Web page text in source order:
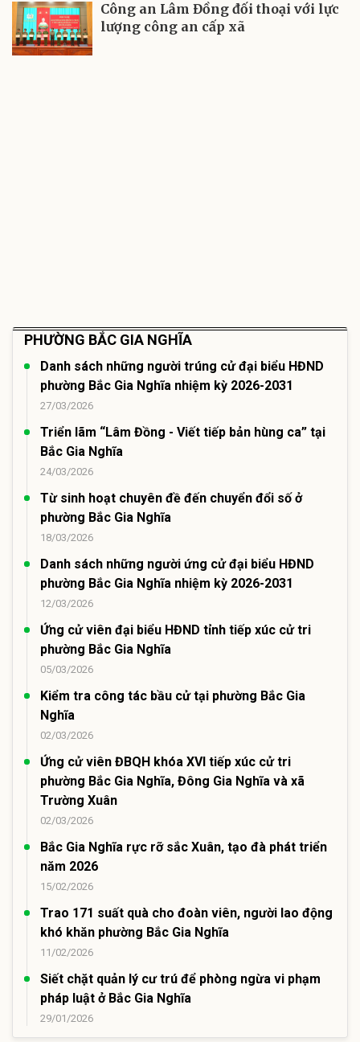
Công an Lâm Đồng đối thoại với lực
lượng công an cấp xã
PHƯỜNG BẮC GIA NGHĨA
Danh sách những người trúng cử đại biểu HĐND
phường Bắc Gia Nghĩa nhiệm kỳ 2026-2031
27/03/2026
Triển lãm “Lâm Đồng - Viết tiếp bản hùng ca” tại
Bắc Gia Nghĩa
24/03/2026
Từ sinh hoạt chuyên đề đến chuyển đổi số ở
phường Bắc Gia Nghĩa
18/03/2026
Danh sách những người ứng cử đại biểu HĐND
phường Bắc Gia Nghĩa nhiệm kỳ 2026-2031
12/03/2026
Ứng cử viên đại biểu HĐND tỉnh tiếp xúc cử tri
phường Bắc Gia Nghĩa
05/03/2026
Kiểm tra công tác bầu cử tại phường Bắc Gia
Nghĩa
02/03/2026
Ứng cử viên ĐBQH khóa XVI tiếp xúc cử tri
phường Bắc Gia Nghĩa, Đông Gia Nghĩa và xã
Trường Xuân
02/03/2026
Bắc Gia Nghĩa rực rỡ sắc Xuân, tạo đà phát triển
năm 2026
15/02/2026
Trao 171 suất quà cho đoàn viên, người lao động
khó khăn phường Bắc Gia Nghĩa
11/02/2026
Siết chặt quản lý cư trú để phòng ngừa vi phạm
pháp luật ở Bắc Gia Nghĩa
29/01/2026